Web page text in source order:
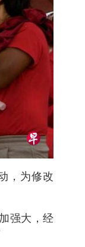
，为修改
强大，经